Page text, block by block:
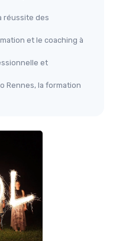
réussite des
et le coaching à
et
Rennes, la formation